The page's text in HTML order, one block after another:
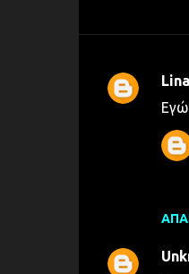
Σ
Lina
Εγώ